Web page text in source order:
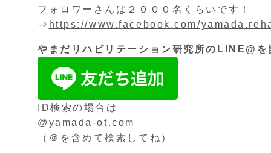
フォロワーさんは２０００名くらいです！
⇒ https://www.facebook.com/
やまだリハビリテーション研究所のLINE@を
ID検索の場合は
@yamada-ot.com
（＠を含めて検索してね）